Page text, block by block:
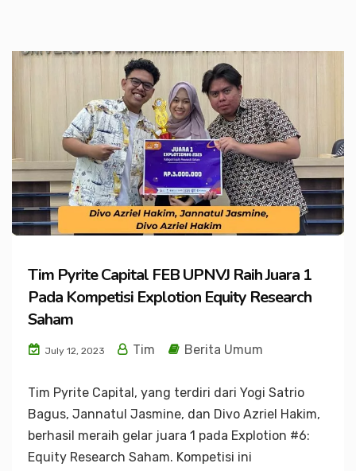
Tim Pyrite Capital FEB UPNVJ Raih Juara 1
Pada Kompetisi Explotion Equity Research
Saham
July 12, 2023 Tim Berita Umum
Tim Pyrite Capital, yang terdiri dari Yogi Satrio
Bagus, Jannatul Jasmine, dan Divo Azriel Hakim,
berhasil meraih gelar juara 1 pada Explotion #6:
Equity Research Saham. Kompetisi ini